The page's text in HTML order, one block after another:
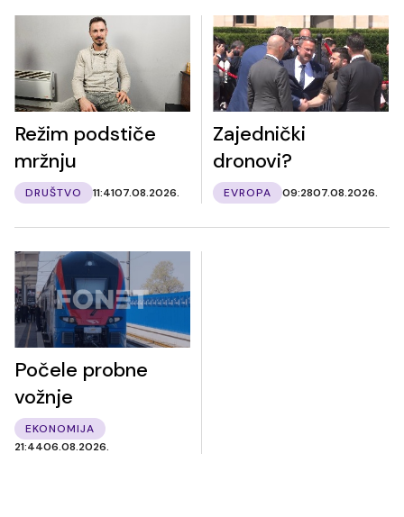
Režim podstiče
mržnju
DRUŠTVO 11:4107.08.2026.
Zajednički
dronovi?
EVROPA 09:2807.08.2026.
Počele probne
vožnje
EKONOMIJA
21:4406.08.2026.